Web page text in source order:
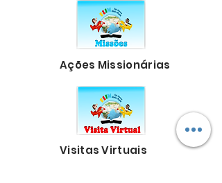
Ações Missionárias
Visitas Virtuais